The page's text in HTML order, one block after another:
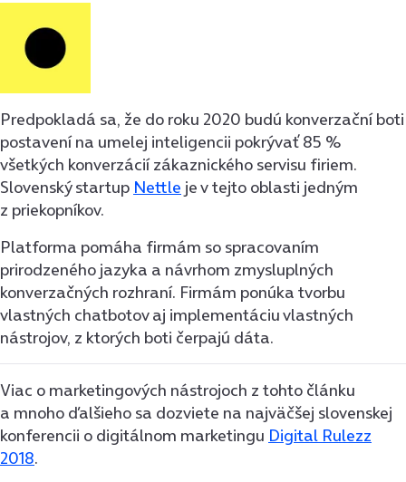
Predpokladá sa, že do roku 2020 budú konverzační boti
postavení na umelej inteligencii pokrývať 85 %
všetkých konverzácií zákaznického servisu firiem.
Slovenský startup Nettle je v tejto oblasti jedným
z priekopníkov.
Platforma pomáha firmám so spracovaním
prirodzeného jazyka a návrhom zmysluplných
konverzačných rozhraní. Firmám ponúka tvorbu
vlastných chatbotov aj implementáciu vlastných
nástrojov, z ktorých boti čerpajú dáta.
Viac o marketingových nástrojoch z tohto článku
a mnoho ďalšieho sa dozviete na najväčšej slovenskej
konferencii o digitálnom marketingu Digital Rulezz
2018.